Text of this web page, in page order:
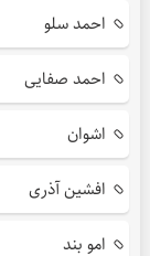
احمد سلو
احمد صفایی
اشوان
افشین آذری
امو بند